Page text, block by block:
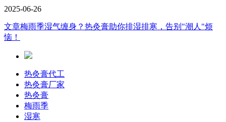
2025-06-26
文章梅雨季湿气缠身？热灸膏助你排湿排寒，告别"潮人"烦
恼！
热灸膏代工
热灸膏厂家
热灸膏
梅雨季
湿寒